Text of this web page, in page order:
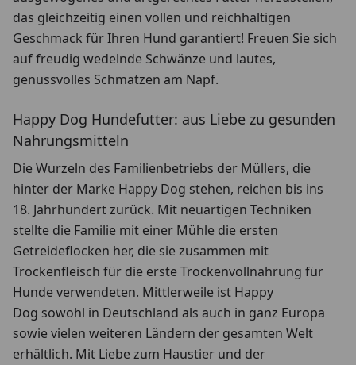
das gleichzeitig einen vollen und reichhaltigen
Geschmack für Ihren Hund garantiert! Freuen Sie sich
auf freudig wedelnde Schwänze und lautes,
genussvolles Schmatzen am Napf.
Happy Dog Hundefutter: aus Liebe zu gesunden
Nahrungsmitteln
Die Wurzeln des Familienbetriebs der Müllers, die
hinter der Marke Happy Dog stehen, reichen bis ins
18. Jahrhundert zurück. Mit neuartigen Techniken
stellte die Familie mit einer Mühle die ersten
Getreideflocken her, die sie zusammen mit
Trockenfleisch für die erste Trockenvollnahrung für
Hunde verwendeten. Mittlerweile ist Happy
Dog sowohl in Deutschland als auch in ganz Europa
sowie vielen weiteren Ländern der gesamten Welt
erhältlich. Mit Liebe zum Haustier und der